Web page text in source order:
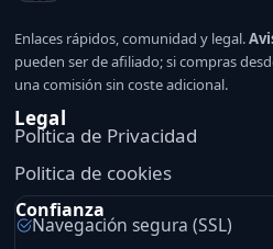
Enlaces rápidos, comunidad y legal.
pueden ser de afiliado; si compras
una comisión sin coste adicional.
Legal
Politica de Privacidad
Politica de cookies
Confianza
Navegación segura (SSL)